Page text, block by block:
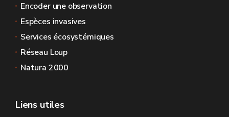
Encoder une observation
Espèces invasives
Services écosystémiques
Réseau Loup
Natura 2000
Liens utiles